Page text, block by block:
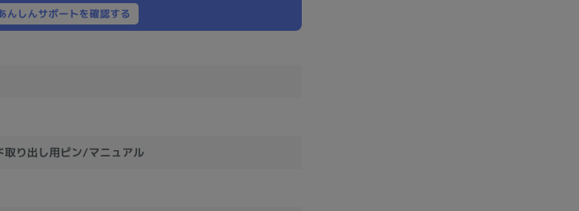
んしんサポートを確認する
り出し用ピン/マニュアル